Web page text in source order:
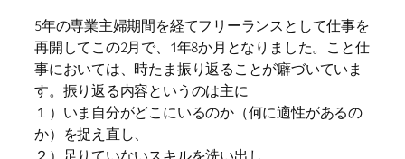
5年の専業主婦期間を経てフリーランスとして仕事を
再開してこの2月で、1年8か月となりました。こと仕
事においては、時たま振り返ることが癖づいていま
す。振り返る内容というのは主に
１）いま自分がどこにいるのか（何に適性があるの
か）を捉え直し、